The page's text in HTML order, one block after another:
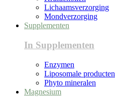
Lichaamsverzorging
Mondverzorging
Supplementen
In Supplementen
Enzymen
Liposomale producten
Phyto mineralen
Magnesium